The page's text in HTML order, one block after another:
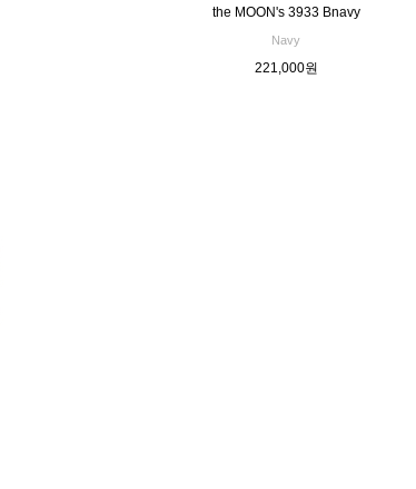
the MOON's 3933 Bnavy
Navy
221,000원